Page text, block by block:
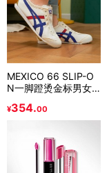
MEXICO 66 SLIP-O
N一脚蹬烫金标男女
休闲小白鞋
¥354.00